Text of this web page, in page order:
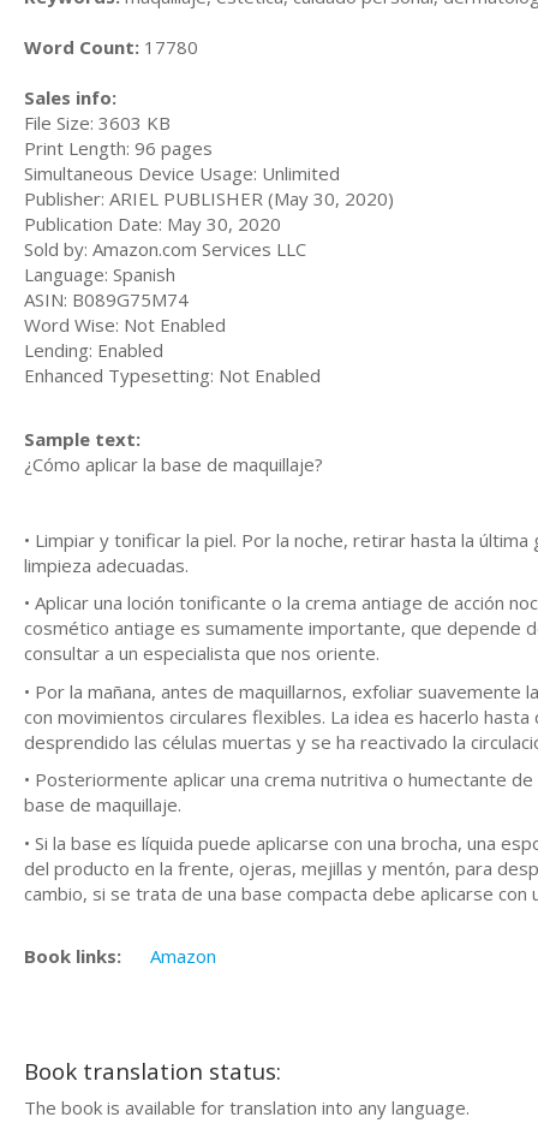
Word Count: 17780
Sales info:
File Size: 3603 KB
Print Length: 96 pages
Simultaneous Device Usage: Unlimited
Publisher: ARIEL PUBLISHER (May 30, 2020)
Publication Date: May 30, 2020
Sold by: Amazon.com Services LLC
Language: Spanish
ASIN: B089G75M74
Word Wise: Not Enabled
Lending: Enabled
Enhanced Typesetting: Not Enabled
Sample text:
¿Cómo aplicar la base de maquillaje?
• Limpiar y tonificar la piel. Por la noche, retirar hasta la
limpieza adecuadas.
• Aplicar una loción tonificante o la crema antiage de acción
cosmético antiage es sumamente importante, que depende
consultar a un especialista que nos oriente.
• Por la mañana, antes de maquillarnos, exfoliar
con movimientos circulares flexibles. La idea es hacerlo
desprendido las células muertas y se ha reactivado la
• Posteriormente aplicar una crema nutritiva o humectante
base de maquillaje.
• Si la base es líquida puede aplicarse con una brocha, una
del producto en la frente, ojeras, mejillas y mentón, para
cambio, si se trata de una base compacta debe aplicarse con
Book links: Amazon
Book translation status:
The book is available for translation into any language.